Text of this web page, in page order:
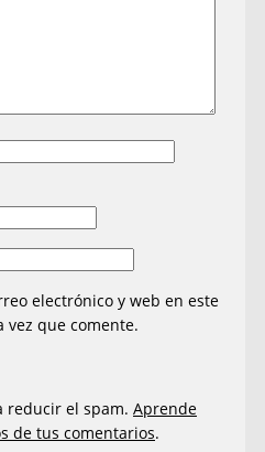
electrónico y web en este
vez que comente.
reducir el spam.Aprende
de tus comentarios.